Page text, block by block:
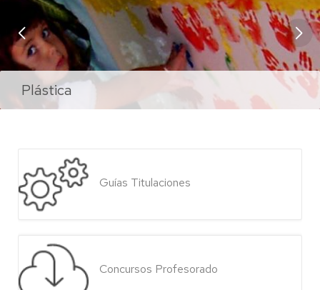
Plástica
Plástica
Música
Departamento de Expresión Musical,
Plástica y Corporal
Corporal
Guías Titulaciones
Concursos Profesorado